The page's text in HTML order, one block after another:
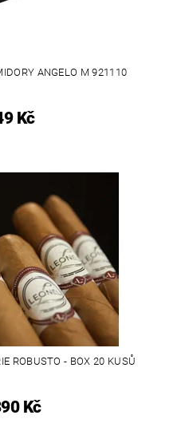
ANGELO M 921110
Kč
ROBUSTO - BOX 20 KUSŮ
Kč